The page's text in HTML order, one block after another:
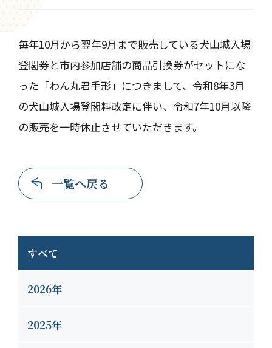
すべて
2026年
2025年
毎年10月から翌年9月まで販売している犬山城入場
登閣券と市内参加店舗の商品引換券がセットにな
った「わん丸君手形」につきまして、令和8年3月
の犬山城入場登閣料改定に伴い、令和7年10月以降
の販売を一時休止させていただきます。
一覧へ戻る